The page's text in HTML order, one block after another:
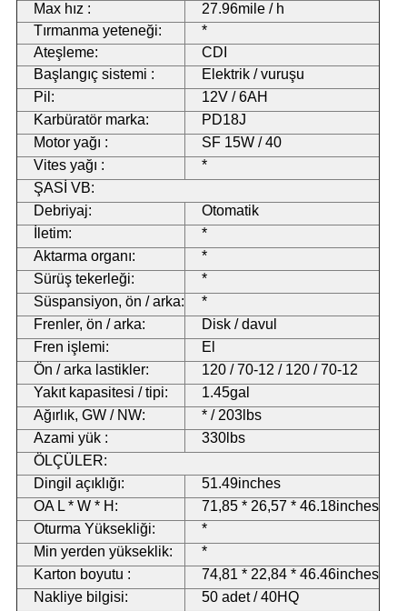
Max hız :
27.96mile / h
Tırmanma yeteneği:
*
Ateşleme:
CDI
Başlangıç ​​sistemi :
Elektrik / vuruşu
Pil:
12V / 6AH
Karbüratör marka:
PD18J
Motor yağı :
SF 15W / 40
Vites yağı :
*
ŞASİ VB:
Debriyaj:
Otomatik
İletim:
*
Aktarma organı:
*
Sürüş tekerleği:
*
Süspansiyon, ön / arka:
*
Frenler, ön / arka:
Disk / davul
Fren işlemi:
El
Ön / arka lastikler:
120 / 70-12 / 120 / 70-12
Yakıt kapasitesi / tipi:
1.45gal
Ağırlık, GW / NW:
* / 203lbs
Azami yük :
330lbs
ÖLÇÜLER:
Dingil açıklığı:
51.49inches
OA L * W * H:
71,85 * 26,57 * 46.18inches
Oturma Yüksekliği:
*
Min yerden yükseklik:
*
Karton boyutu :
74,81 * 22,84 * 46.46inches
Nakliye bilgisi:
50 adet / 40HQ